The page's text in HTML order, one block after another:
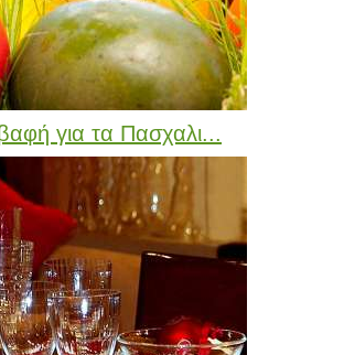
για τα Πασχαλι...